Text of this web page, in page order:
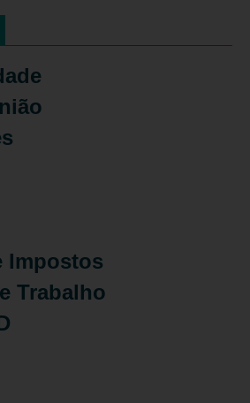
Impostos
Trabalho